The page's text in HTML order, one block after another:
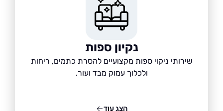
נקיון ספות
שירותי ניקוי ספות מקצועיים להסרת כתמים, ריחות
ולכלוך עמוק מבד ועור.